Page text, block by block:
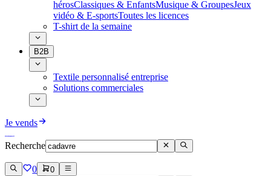
hérosClassiques & EnfantsMusique & GroupesJeux
vidéo & E-sportsToutes les licences
T-shirt de la semaine
B2B
Textile personnalisé entreprise
Solutions commerciales
Je vends
Recherche
0 0